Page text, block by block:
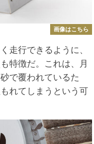
画像はこちら
走行できるように、
特徴だ。これは、月
で覆われているた
れてしまうという可